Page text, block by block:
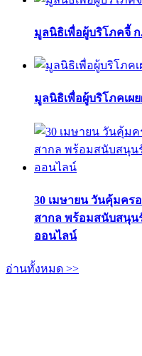
มูลนิธิเพื่อผู้บริโภคจี้
มูลนิธิเพื่อผู้บริโภคเผ
30 เมษายน วันคุ้มคร
สากล พร้อมสนับสนุน
ออนไลน์
อ่านทั้งหมด >>